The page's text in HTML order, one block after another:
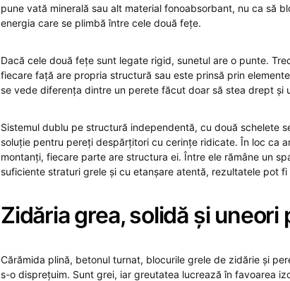
pune vată minerală sau alt material fonoabsorbant, nu ca să
energia care se plimbă între cele două fețe.
Dacă cele două fețe sunt legate rigid, sunetul are o punte.
fiecare față are propria structură sau este prinsă prin
se vede diferența dintre un perete făcut doar să stea drept și
Sistemul dublu pe structură independentă, cu două schelete
soluție pentru pereți despărțitori cu cerințe ridicate. În loc ca
montanți, fiecare parte are structura ei. Între ele rămâne un
suficiente straturi grele și cu etanșare atentă, rezultatele pot
Zidăria grea, solidă și uneori
Cărămida plină, betonul turnat, blocurile grele de zidărie și
s-o disprețuim. Sunt grei, iar greutatea lucrează în favoarea